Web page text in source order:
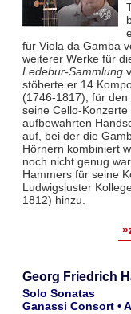
für Viola da Gamba
weiterer Werke für
Ledebur-Sammlung
stöberte er 14
(1746-1817), für
seine Cello-
aufbewahrten
auf, bei der die
Hörnern kombiniert
noch nicht genug
Hammers für seine
Ludwigsluster
1812) hinzu.
Georg Friedrich
Solo Sonatas
Ganassi Consort •